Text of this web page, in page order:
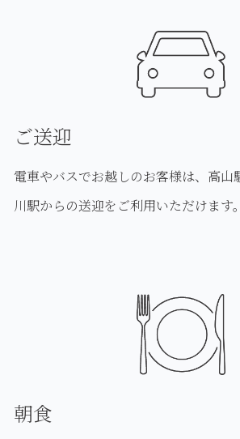
ご送迎
電車やバスでお越しのお客様は、高山
川駅からの送迎をご利用いただけます
朝食